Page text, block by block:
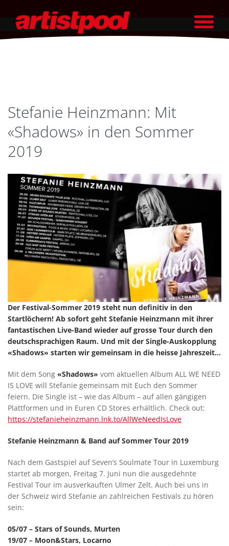
Stefanie Heinzmann: Mit
«Shadows» in den Sommer
2019
Der Festival-Sommer 2019 steht nun definitiv in den
Startlöchern! Ab sofort geht Stefanie Heinzmann mit ihrer
fantastischen Live-Band wieder auf grosse Tour durch den
deutschsprachigen Raum. Und mit der Single-Auskopplung
«Shadows» starten wir gemeinsam in die heisse Jahreszeit...
Mit dem Song «Shadows» vom aktuellen Album ALL WE NEED
IS LOVE will Stefanie gemeinsam mit Euch den Sommer
feiern. Die Single ist – wie das Album – auf allen gängigen
Plattformen und in Euren CD Stores erhältlich. Check out:
https://stefanieheinzmann.lnk.to/AllWeNeedIsLove
Stefanie Heinzmann & Band auf Sommer Tour 2019
Nach dem Gastspiel auf Seven’s Soulmate Tour in Luxemburg
startet ab morgen, Freitag 7. Juni nun die ausgedehnte
Festival Tour im ausverkauften Ulmer Zelt. Auch bei uns in
der Schweiz wird Stefanie an zahlreichen Festivals zu hören
sein:
05/07 – Stars of Sounds, Murten
19/07 – Moon&Stars, Locarno